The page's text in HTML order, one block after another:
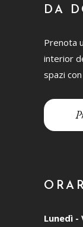
DA
Prenota
interior
spazi
Lunedì -